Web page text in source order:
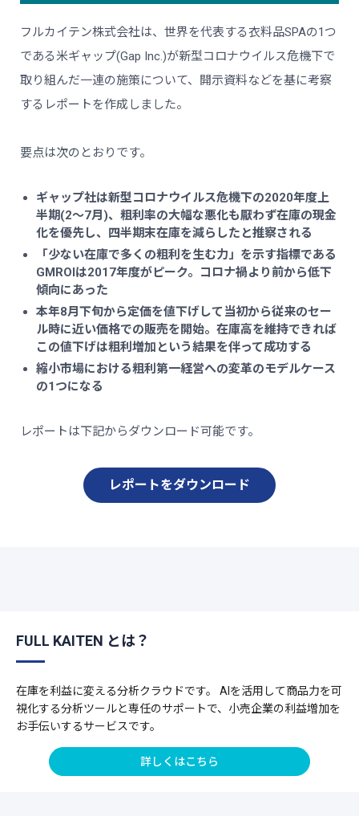
フルカイテン株式会社は、世界を代表する衣料品SPAの1つ
である米ギャップ(Gap Inc.)が新型コロナウイルス危機下で
取り組んだ一連の施策について、開示資料などを基に考察
するレポートを作成しました。
要点は次のとおりです。
ギャップ社は新型コロナウイルス危機下の2020年度上
半期(2～7月)、粗利率の大幅な悪化も厭わず在庫の現金
化を優先し、四半期末在庫を減らしたと推察される
「少ない在庫で多くの粗利を生む力」を示す指標である
GMROIは2017年度がピーク。コロナ禍より前から低下
傾向にあった
本年8月下旬から定価を値下げして当初から従来のセー
ル時に近い価格での販売を開始。在庫高を維持できれば
この値下げは粗利増加という結果を伴って成功する
縮小市場における粗利第一経営への変革のモデルケース
の1つになる
レポートは下記からダウンロード可能です。
レポートをダウンロード
FULL KAITEN とは？
在庫を利益に変える分析クラウドです。 AIを活用して商品力を可
視化する分析ツールと専任のサポートで、小売企業の利益増加を
お手伝いするサービスです。
詳しくはこちら